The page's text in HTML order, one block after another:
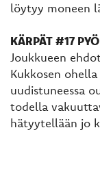
löytyy moneen
KÄRPÄT #17
Joukkueen
Kukkosen
uudistuneessa
todella
hätyytellään jo